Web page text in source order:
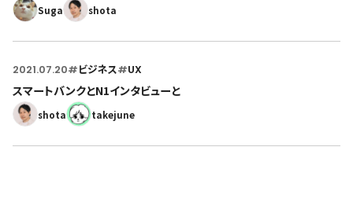
Suga shota
2021.07.20#ビジネス#UX
スマートバンクとN1インタビューと
shota takejune